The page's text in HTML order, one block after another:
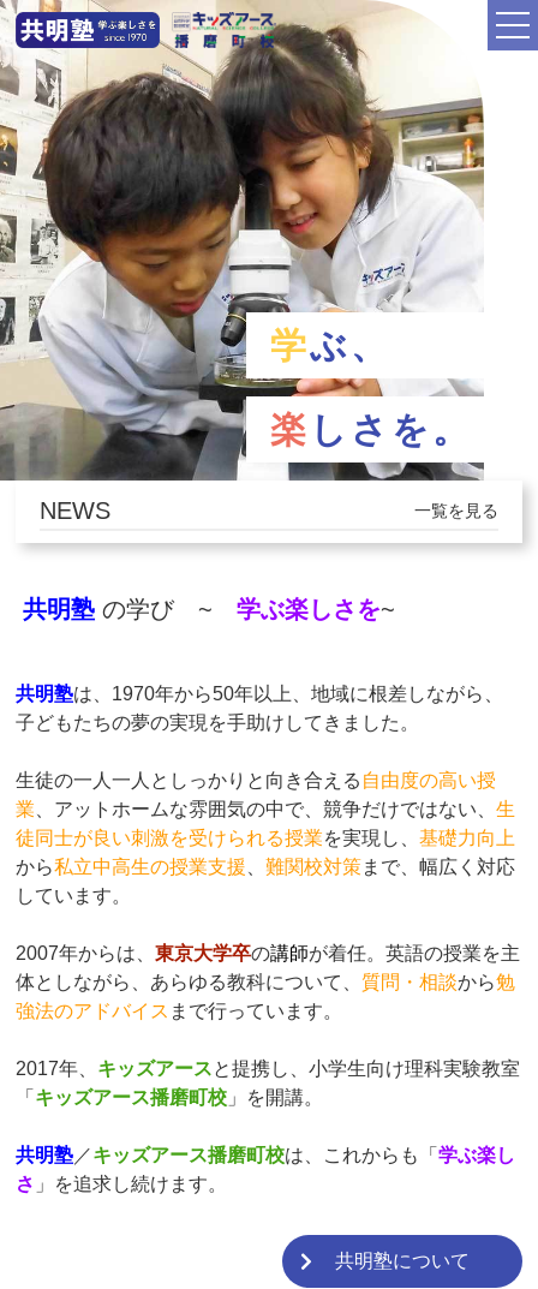
学ぶ、
楽 しさを。
NEWS 一覧を見る
共明塾の学び ~学ぶ楽しさを~
共明塾は、1970年から50年以上、地域に根差しながら、
子どもたちの夢の実現を手助けしてきました。
生徒の一人一人としっかりと向き合える 自由度の高い授
業 、アットホームな雰囲気の中で、競争だけではない、生
徒同士が良い刺激を受けられる授業を実現し、基礎力向上
から私立中高生の授業支援 、難関校対策まで、幅広く対応
しています。
2007年からは、東京大学卒の講師が着任。英語の授業を主
体としながら、あらゆる教科について、 質問・相談から勉
強法のアドバイス まで行っています。
2017年、 キッズアースと提携し、小学生向け理科実験教室
「 キッズアース播磨町校 」を開講。
共明塾 ／キッズアース播磨町校は、これからも「学ぶ楽し
さ 」を追求し続けます。
共明塾について